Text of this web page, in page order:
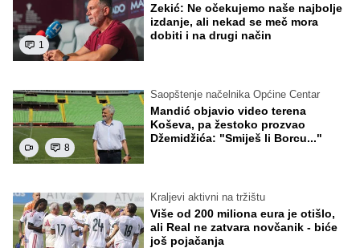
1
Zekić: Ne očekujemo naše najbolje
izdanje, ali nekad se meč mora
dobiti i na drugi način
8
Saopštenje načelnika Općine Centar
Mandić objavio video terena
Koševa, pa žestoko prozvao
Džemidžića: "Smiješ li Borcu..."
Kraljevi aktivni na tržištu
Više od 200 miliona eura je otišlo,
ali Real ne zatvara novčanik - biće
još pojačanja